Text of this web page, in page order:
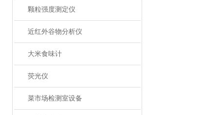
颗粒强度测定仪
近红外谷物分析仪
大米食味计
荧光仪
菜市场检测室设备